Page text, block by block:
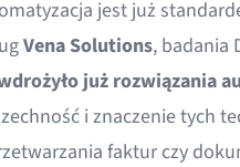
jest już
Vena Solutions, badania
już rozwiązania
i znaczenie tych
faktur czy